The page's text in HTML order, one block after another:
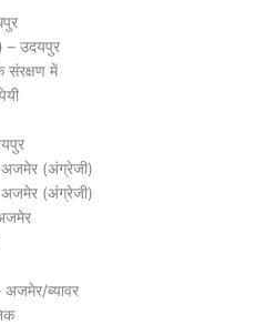
– उदयपुर
संरक्षण में
(अंग्रेजी)
(अंग्रेजी)
अजमेर/ब्यावर